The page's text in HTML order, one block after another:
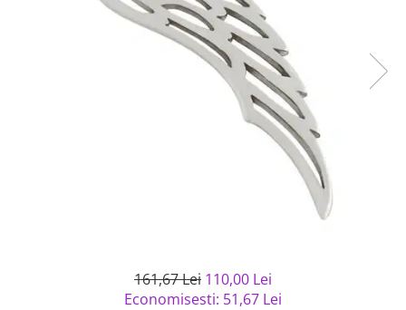
Bijuterii argint placat cu aur
161,67 Lei 110,00 Lei
Economisesti: 51,67 Lei